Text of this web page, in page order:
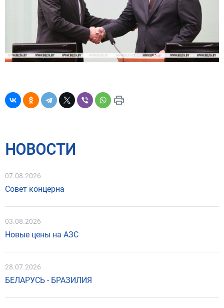
НОВОСТИ
07.08.2026
Совет концерна
03.08.2026
Новые цены на АЗС
28.07.2026
БЕЛАРУСЬ - БРАЗИЛИЯ